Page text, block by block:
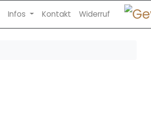
Infos Kontakt Widerruf